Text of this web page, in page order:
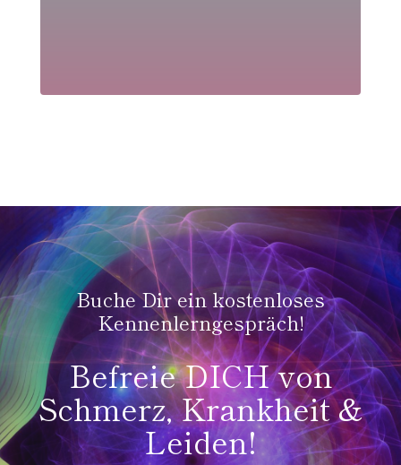
Buche Dir ein kostenloses
Kennenlerngespräch!
Befreie DICH von
Schmerz, Krankheit &
Leiden!